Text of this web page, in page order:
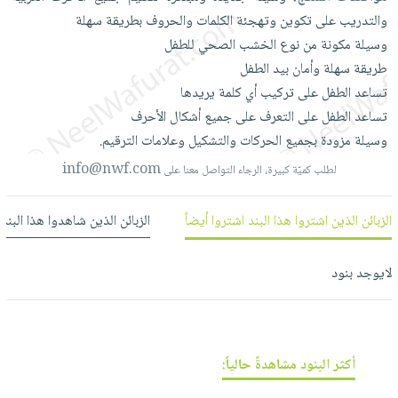
العناية
بالأسنان
الحمية
والتغذية
أدوات
المائدة
الأوعية
والتخزين
أدوات
المطبخ
مبيعاً
العودة
للمدارس
اكسسوارات
كتب
اكسسوارات
منزلية
اكسسوارات
ملابس
مطرزات
حقائب
عناية
بالذات
شحن
مجاني
بنود
مختارة
اشتراكات
كل
الاشتراكات
صندوق
القراءة
iKitab
بلا
بحث
نيل
عن
الشركة
حسابك
الأمنيات
والتدريبعلىتكوين وتهجئةالكلمات والحروفبطريقة سهلة
وسيلة مكونة مننوع الخشب الصحي للطفل
طريقة سهلة وأمانبيد الطفل
تساعد الطفلعلىتركيبأيكلمة يريدها
تساعد الطفلعلى التعرفعلىجميعأشكال الأحرف
وسيلة مزودةبجميع الحركات والتشكيل وعلامات الترقيم.
لطلب كميّة كبيرة، الرجاء التواصل معنا علىinfo@nwf.com
الزبائن الذين اشتروا هذا البند اشتروا أيضاً الزبائن الذين شاهدوا هذا
لايوجد بنود
أكثر البنود مشاهدةً حالياً: